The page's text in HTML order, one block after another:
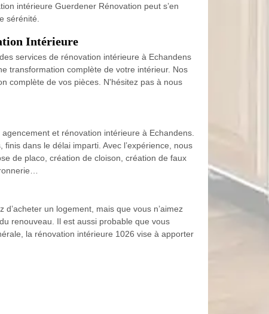
intérieure Guerdener Rénovation peut s’en
sérénité.
Intérieure
services de rénovation intérieure à Echandens
transformation complète de votre intérieur. Nos
complète de vos pièces. N'hésitez pas à nous
et rénovation intérieure à Echandens.
dans le délai imparti. Avec l’expérience, nous
de placo, création de cloison, création de faux
un logement, mais que vous n’aimez
renouveau. Il est aussi probable que vous
la rénovation intérieure 1026 vise à apporter